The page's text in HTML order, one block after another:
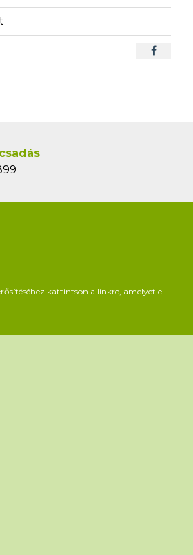
kattintson a linkre, amelyet e-